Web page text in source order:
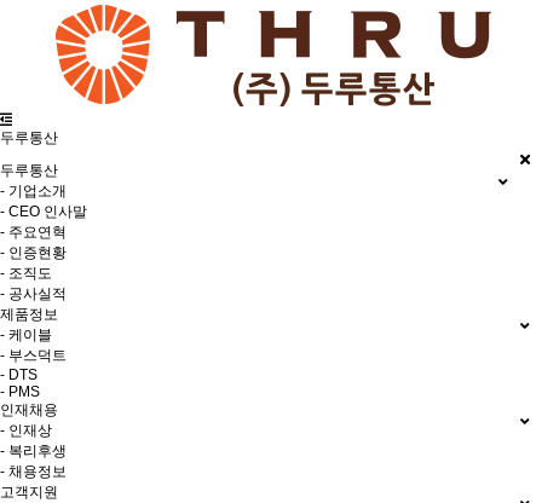
두루통산
두루통산
- 기업소개
- CEO 인사말
- 주요연혁
- 인증현황
- 조직도
- 공사실적
제품정보
- 케이블
- 부스덕트
- DTS
- PMS
인재채용
- 인재상
- 복리후생
- 채용정보
고객지원